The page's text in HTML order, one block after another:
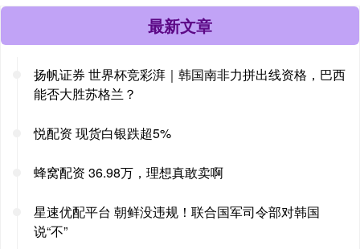
最新文章
扬帆证券 世界杯竞彩湃｜韩国南非力拼出线资格，巴西
能否大胜苏格兰？
悦配资 现货白银跌超5%
蜂窝配资 36.98万，理想真敢卖啊
星速优配平台 朝鲜没违规！联合国军司令部对韩国
说“不”